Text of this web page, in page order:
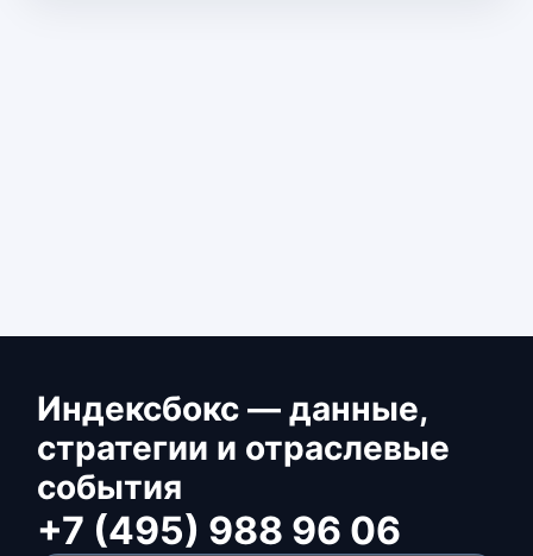
Индексбокс — данные,
стратегии и отраслевые
события
+7 (495) 988 96 06